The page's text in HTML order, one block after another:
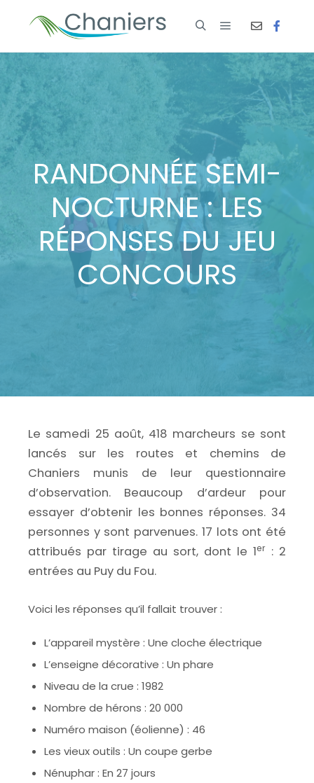
RANDONNÉE SEMI-
NOCTURNE : LES
RÉPONSES DU JEU
CONCOURS
Le samedi 25 août, 418 marcheurs se sont
lancés sur les routes et chemins de
Chaniers munis de leur questionnaire
d’observation. Beaucoup d’ardeur pour
essayer d’obtenir les bonnes réponses. 34
personnes y sont parvenues. 17 lots ont été
attribués par tirage au sort, dont le 1er : 2
entrées au Puy du Fou.
Voici les réponses qu’il fallait trouver :
L’appareil mystère : Une cloche électrique
L’enseigne décorative : Un phare
Niveau de la crue : 1982
Nombre de hérons : 20 000
Numéro maison (éolienne) : 46
Les vieux outils : Un coupe gerbe
Nénuphar : En 27 jours